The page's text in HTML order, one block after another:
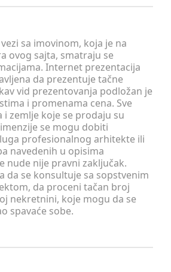
sa imovinom, koja je na
ovog sajta, smatraju se
Internet prezentacija
da prezentuje tačne
vid prezentovanja podložan je
i promenama cena. Sve
i zemlje koje se prodaju su
se mogu dobiti
profesionalnog arhitekte ili
navedenih u opisima
nude nije pravni zaključak.
da se konsultuje sa sopstvenim
da proceni tačan broj
nekretnini, koje mogu da se
spavaće sobe.